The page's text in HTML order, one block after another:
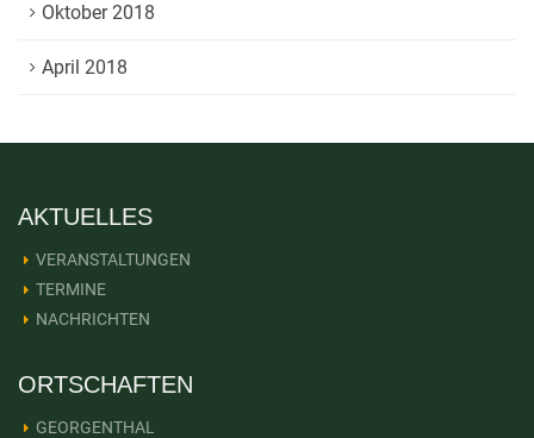
Oktober 2018
April 2018
AKTUELLES
VERANSTALTUNGEN
TERMINE
NACHRICHTEN
ORTSCHAFTEN
GEORGENTHAL